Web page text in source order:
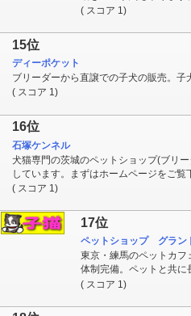
( スコア 1)
15位
ディーポケット
ブリーダーから直譲での子犬の販売。子
( スコア 1)
16位
石塚ケンネル
犬猫専門の茨城のペットショップ(ブリ
しています。まずはホームページをご覧
( スコア 1)
17位
ペットショップ グラン
東京・練馬のペットカフ
体制完備。ペットと共に
( スコア 1)